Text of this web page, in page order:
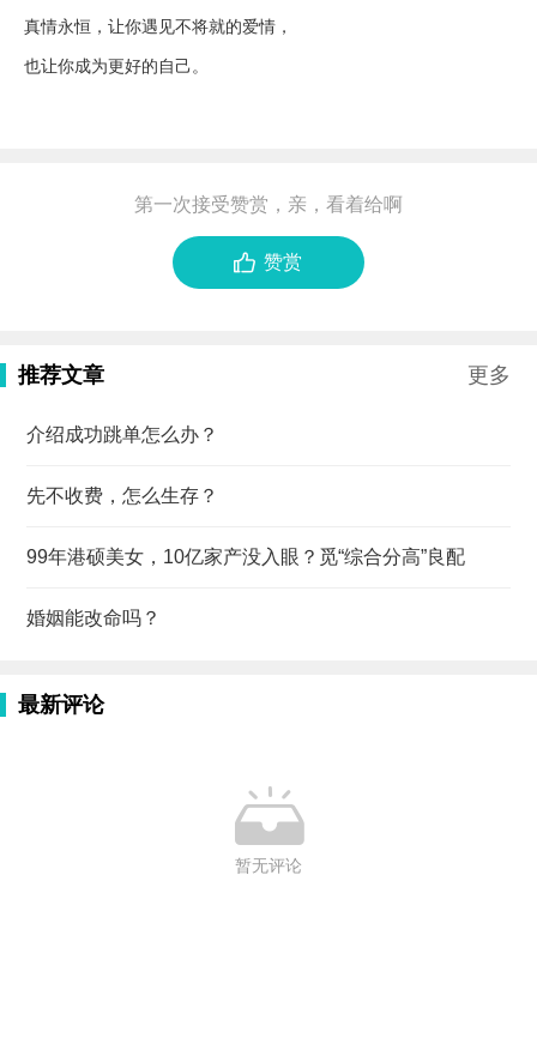
真情永恒，让你遇见不将就的爱情，
也让你成为更好的自己。
第一次接受赞赏，亲，看着给啊
 赞赏
推荐文章 更多
介绍成功跳单怎么办？
先不收费，怎么生存？
99年港硕美女，10亿家产没入眼？觅“综合分高”良配
婚姻能改命吗？
最新评论

暂无评论